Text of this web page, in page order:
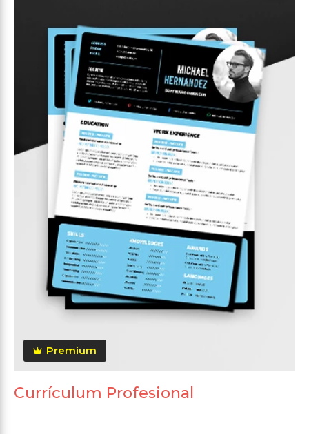
Premium
Currículum Profesional